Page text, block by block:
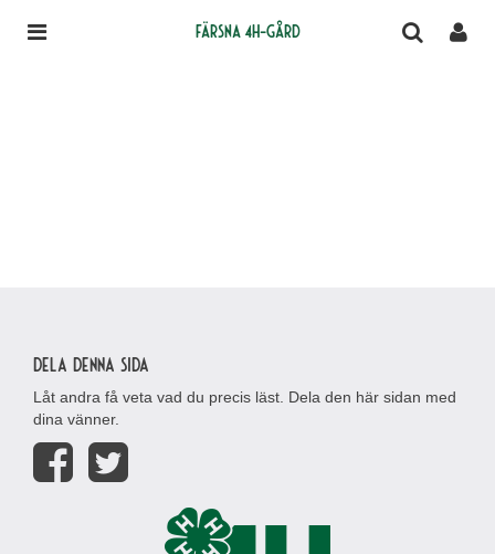
Färsna 4H-gård
Dela denna sida
Låt andra få veta vad du precis läst. Dela den här sidan med
dina vänner.